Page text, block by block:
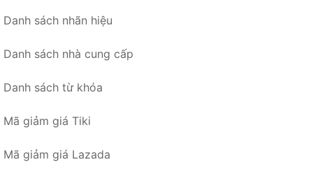
Danh sách nhãn hiệu
Danh sách nhà cung cấp
Danh sách từ khóa
Mã giảm giá Tiki
Mã giảm giá Lazada